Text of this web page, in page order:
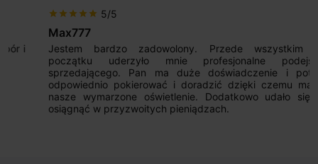
star star 5/5
Max777
Jestem bardzo zadowolony. Przede wszystkim od
początku uderzyło mnie profesjonalne podejście
sprzedającego. Pan ma duże doświadczenie i potrafi
odpowiednio pokierować i doradzić dzięki czemu mamy
nasze wymarzone oświetlenie. Dodatkowo udało się to
osiągnąć w przyzwoitych pieniądzach.